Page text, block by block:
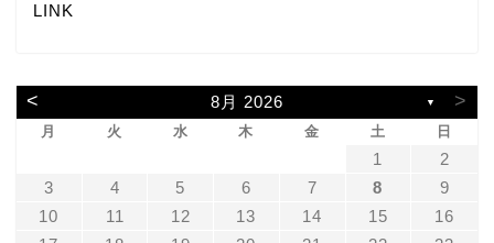
LINK
< 8月 2026 ▼ >
月 火 水 木 金 土 日
1
2
3
4 5 6 7 8
9
10
11 12 13 14 15
16